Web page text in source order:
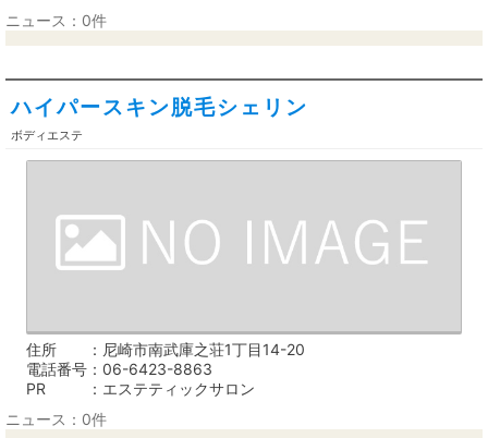
ニュース：0件
ハイパースキン脱毛シェリン
ボディエステ
住所
尼崎市南武庫之荘1丁目14-20
電話番号
06-6423-8863
PR
エステティックサロン
ニュース：0件